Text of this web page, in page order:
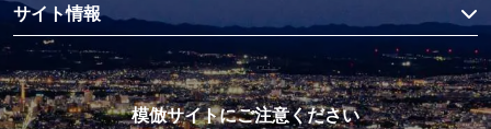
サイト情報
模倣サイトにご注意ください